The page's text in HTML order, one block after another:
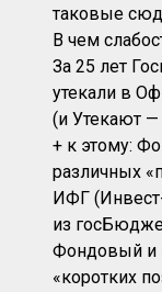
таковые
В чем
За 25 лет
утекали в
(и Утекают —
+ к этому:
различных
ИФГ
из
Фондовый и
«коротких